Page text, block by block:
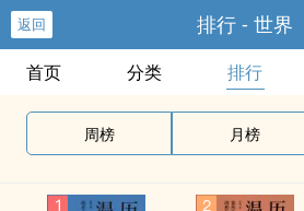
返回 排行 - 世界
首页 分类 排行
周榜 月榜